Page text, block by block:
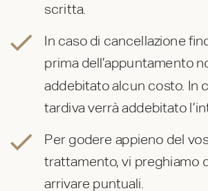
scritta.
In caso di cancellazione
prima dell’appuntamento
addebitato alcun costo. In
tardiva verrà addebitato
Per godere appieno del
trattamento, vi preghiamo
arrivare puntuali.